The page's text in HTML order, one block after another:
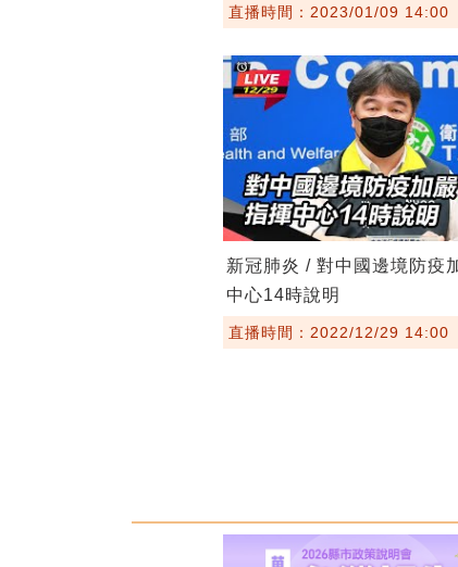
直播時間：2023/01/09 14:00
新冠肺炎 / 對中國邊境防疫
中心14時說明
直播時間：2022/12/29 14:00